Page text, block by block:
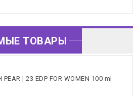
ТОВАРЫ
PEAR | 23 EDP FOR WOMEN 100 ml